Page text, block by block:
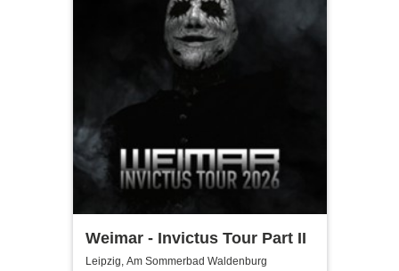
Weimar - Invictus Tour Part II
Leipzig, Am Sommerbad Waldenburg